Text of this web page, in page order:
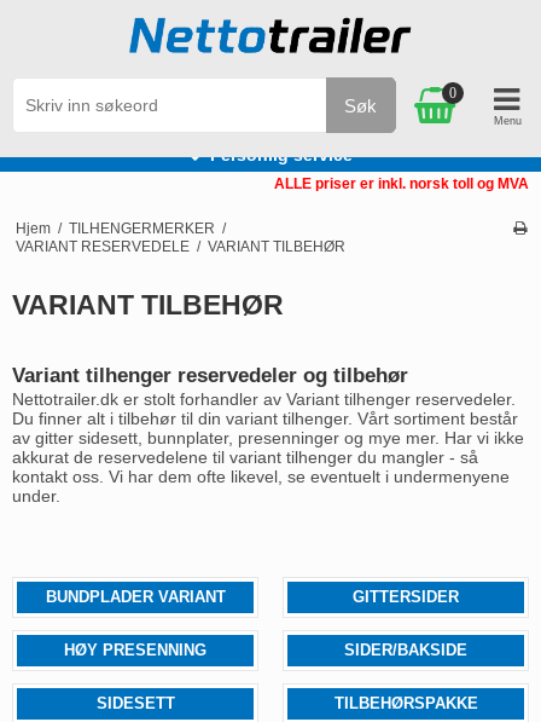
Personlig service
Søk
0
ALLE priser er inkl. norsk toll og MVA
Hjem / TILHENGERMERKER /
VARIANT RESERVEDELE / VARIANT TILBEHØR
VARIANT TILBEHØR
Variant tilhenger reservedeler og tilbehør
Nettotrailer.dk er stolt forhandler av Variant tilhenger reservedeler.
Du finner alt i tilbehør til din variant tilhenger. Vårt sortiment består
av gitter sidesett, bunnplater, presenninger og mye mer. Har vi ikke
akkurat de reservedelene til variant tilhenger du mangler - så
kontakt oss. Vi har dem ofte likevel, se eventuelt i undermenyene
under.
BUNDPLADER VARIANT GITTERSIDER
HØY PRESENNING SIDER/BAKSIDE
SIDESETT TILBEHØRSPAKKE